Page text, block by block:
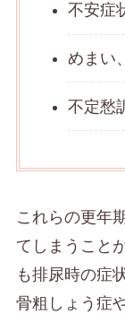
不安症
めまい
不定愁
これらの更年
てしまうこと
も排尿時の症
骨粗しょう症